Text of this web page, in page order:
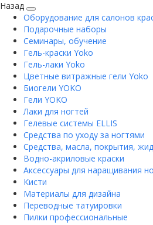
Назад
Оборудование для салонов
Подарочные наборы
Семинары, обучение
Гель-краски Yoko
Гель-лаки Yoko
Цветные витражные гели Yoko
Биогели YOKO
Гели YOKO
Лаки для ногтей
Гелевые системы ELLIS
Средства по уходу за ногтями
Средства, масла, покрытия,
Водно-акриловые краски
Аксессуары для наращивания
Кисти
Материалы для дизайна
Переводные татуировки
Пилки профессиональные